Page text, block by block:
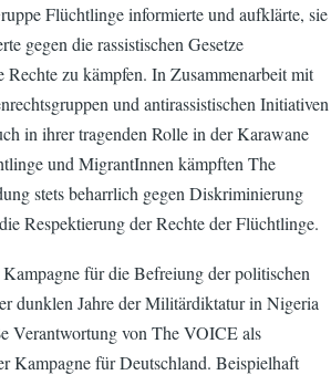
Flüchtlinge informierte und aufklärte, sie
gegen die rassistischen Gesetze
Rechte zu kämpfen. In Zusammenarbeit mit
und antirassistischen Initiativen
in ihrer tragenden Rolle in der Karawane
und MigrantInnen kämpften The
stets beharrlich gegen Diskriminierung
Respektierung der Rechte der Flüchtlinge.
für die Befreiung der politischen
dunklen Jahre der Militärdiktatur in Nigeria
Verantwortung von The VOICE als
Kampagne für Deutschland. Beispielhaft